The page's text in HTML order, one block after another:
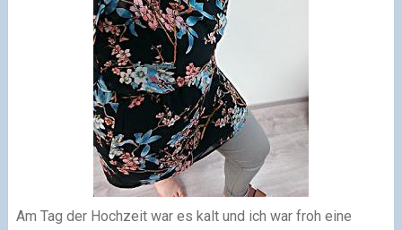
Am Tag der Hochzeit war es kalt und ich war froh eine